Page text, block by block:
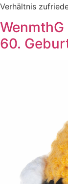
Verhältnis
60.